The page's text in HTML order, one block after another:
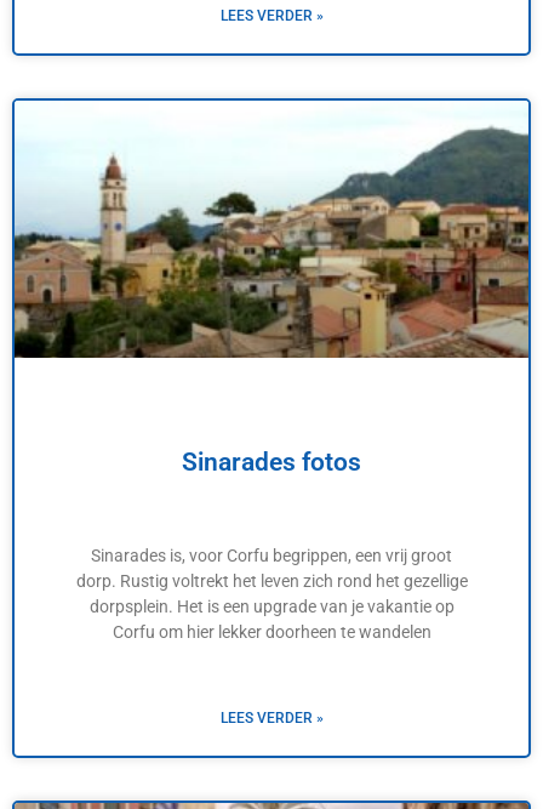
LEES VERDER »
Sinarades fotos
Sinarades is, voor Corfu begrippen, een vrij groot
dorp. Rustig voltrekt het leven zich rond het gezellige
dorpsplein. Het is een upgrade van je vakantie op
Corfu om hier lekker doorheen te wandelen
LEES VERDER »